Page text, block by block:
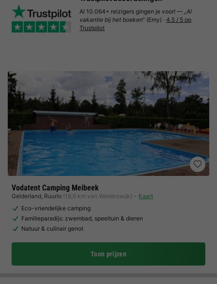
Vodatent Camping Meibeek
Gelderland, Ruurlo (18,6 km van Winterswijk)
Kaart
Eco-vriendelijke camping
Familieparadijs: zwembad, speeltuin & dieren
Natuur & culinair genot
Toon prijzen
Al 10.064+ reizigers gingen je voor! — „Al
vakantie bij het boeken“ (Emy) · 4.5 / 5 op
Trustpilot